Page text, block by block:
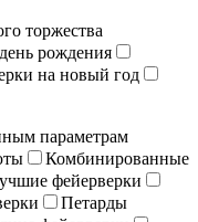
торжества
рождения
на новый год
параметрам
Комбинированные
фейерверки
Петарды